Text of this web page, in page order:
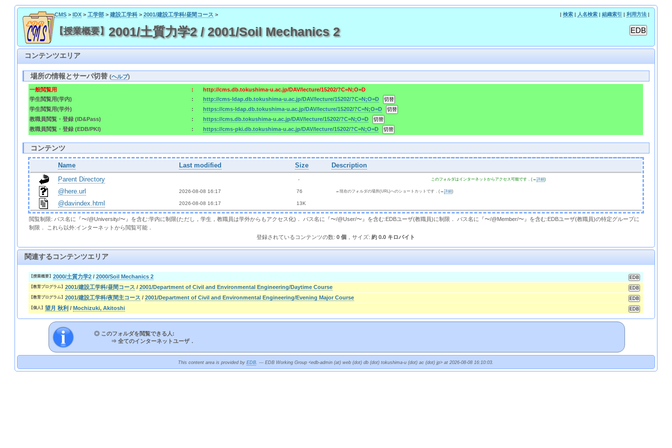
CMS> IDX> 工学部> 建設工学科> 2001/建設工学科/昼間コース > | 検索| 人名検索| 組織索引 | 利用方法|
【授業概要】 2001/土質力学2 / 2001/Soil Mechanics 2
コンテンツエリア
場所の情報とサーバ切替(ヘルプ)
一般閲覧用 :
http://cms.db.tokushima-u.ac.jp/DAV/lecture/15202/?C=N;O=D
学生閲覧用(学内)
:
http://cms-ldap.db.tokushima-u.ac.jp/DAV/lecture/15202/?C=N;O=D
学生閲覧用(学外)
:
https://cms-ldap.db.tokushima-u.ac.jp/DAV/lecture/15202/?C=N;O=D
教職員閲覧・登録 (ID&Pass)
:
https://cms.db.tokushima-u.ac.jp/DAV/lecture/15202/?C=N;O=D
教職員閲覧・登録 (EDB/PKI)
: https://cms-pki.db.tokushima-u.ac.jp/DAV/lecture/15202/?C=N;O=D
コンテンツ
Name Last modified Size
Description
Parent Directory
  -
このフォルダはインターネットからアクセス可能です．(→詳細)
@here.url 2026-08-08 16:17 76 ←現在のフォルダの場所(URL)へのショートカットです．(→詳細)
@davindex.html 2026-08-08 16:17 13K
閲覧制限: パス名に『〜/@University/〜』を含む:学内に制限(ただし，学生，教職員は学外からもアクセス化)． パス名に『〜/@User/〜』を含む:EDBユーザ(教職員)に制限． パス名に『〜/@Member/〜』を含む:EDBユーザ(教職員)の特定グループに
制限． これら以外:インターネットから閲覧可能．
登録されているコンテンツの数:0 個 ，サイズ:約 0.0 キロバイト
関連するコンテンツエリア
【授業概要】2000/土質力学2 /2000/Soil Mechanics 2
【教育プログラム】2001/建設工学科/昼間コース /2001/Department of Civil and Environmental Engineering/Daytime Course
【教育プログラム】2001/建設工学科/夜間主コース /2001/Department of Civil and Environmental Engineering/Evening Major Course
【個人】望月 秋利 /Mochizuki, Akitoshi
◎ このフォルダを閲覧できる人:
⇒全てのインターネットユーザ．
This content area is provided byEDB. --- EDB Working Group <edb-admin (at) web (dot) db (dot) tokushima-u (dot) ac (dot) jp> at 2026-08-08 16:10:03.